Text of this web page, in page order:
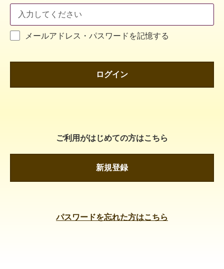
メールアドレス・パスワードを記憶する
ログイン
ご利用がはじめての方はこちら
新規登録
パスワードを忘れた方はこちら